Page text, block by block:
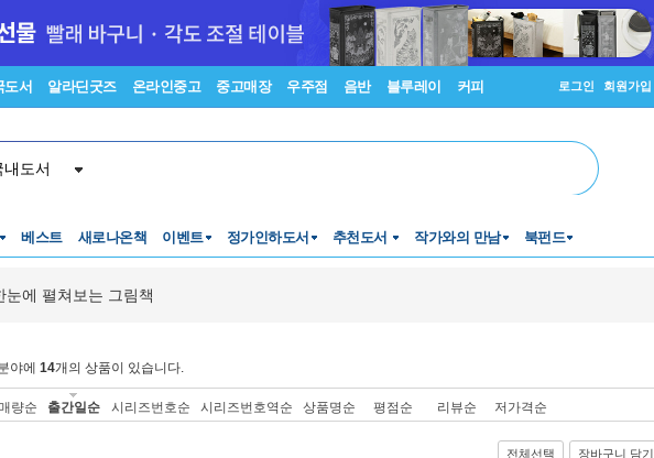
도서 알라딘굿즈 온라인중고 중고매장 우주점 음반 블루레이 커피 로그인 회원가입
내도서
베스트 새로나온책 이벤트 정가인하도서 추천도서 작가와의 만남 북펀드
눈에 펼쳐보는 그림책
야에 14개의 상품이 있습니다.
량순 출간일순 시리즈번호순 시리즈번호역순 상품명순 평점순 리뷰순 저가격순
전체선택 장바구니 담기